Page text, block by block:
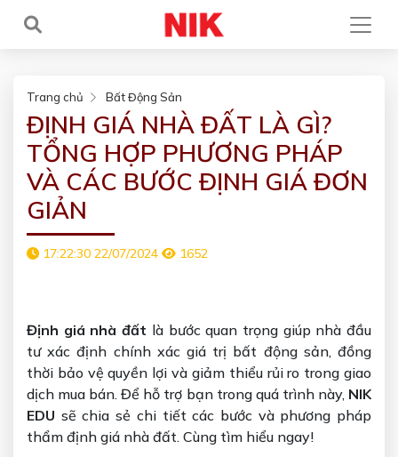
Trang chủ Bất Động Sản
ĐỊNH GIÁ NHÀ ĐẤT LÀ GÌ?
TỔNG HỢP PHƯƠNG PHÁP
VÀ CÁC BƯỚC ĐỊNH GIÁ ĐƠN
GIẢN
17:22:30 22/07/2024 1652
Định giá nhà đất là bước quan trọng giúp nhà đầu
tư xác định chính xác giá trị bất động sản, đồng
thời bảo vệ quyền lợi và giảm thiểu rủi ro trong giao
dịch mua bán. Để hỗ trợ bạn trong quá trình này, NIK
EDU sẽ chia sẻ chi tiết các bước và phương pháp
thẩm định giá nhà đất. Cùng tìm hiểu ngay!